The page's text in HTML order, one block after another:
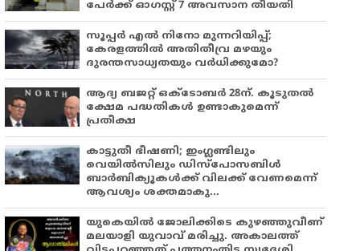
പേർക്ക് ഓഗസ്റ്റ് 7 അവസാന തീയതി
സൂപ്പർ എൽ നിനോ മുന്നറിയിപ്പ്;
കേരളത്തിൽ അതിതീവ്ര മഴയും
ദുരന്തസാധ്യതയും വർധിക്കുമോ?
ആദ്യ ബജറ്റ് ഒക്ടോബർ 28ന്. കൂടുതൽ
ക്ഷേമ പദ്ധതികൾ ഉണ്ടാകുമെന്ന്
പ്രതീക്ഷ
കാട്ടുതീ ഭീഷണി; ഇംഗ്ലണ്ടിലും
വെയിൽസിലും ഡിസ്പോസബിൾ
ബാർബിക്യൂകൾക്ക് വിലക്ക് വേണമെന്ന്
ആവശ്യം ശക്തമാകു...
യുകെയിൽ ജോലിക്കിടെ കുഴഞ്ഞുവീണ്
മലയാളി യുവാവ് മരിച്ചു. അകാലത്ത്